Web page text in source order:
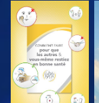
REGARDER